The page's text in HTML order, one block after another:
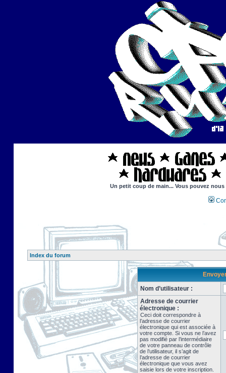
Un petit coup de main... Vous pouvez
Index du forum
Nom d’utilisateur :
Adresse de courrier
électronique :
Ceci doit correspondre à
l’adresse de courrier
électronique qui est associée à
votre compte. Si vous ne l’avez
pas modifié par l’intermédiaire
de votre panneau de contrôle
de l’utilisateur, il s’agit de
l’adresse de courrier
électronique que vous avez
saisie lors de votre inscription.